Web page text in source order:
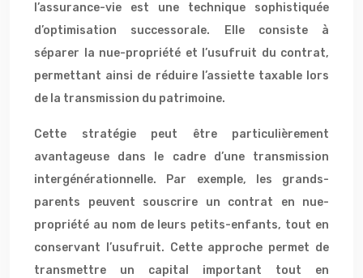
l’assurance-vie est une technique sophistiquée
d’optimisation successorale. Elle consiste à
séparer la nue-propriété et l’usufruit du contrat,
permettant ainsi de réduire l’assiette taxable lors
de la transmission du patrimoine.
Cette stratégie peut être particulièrement
avantageuse dans le cadre d’une transmission
intergénérationnelle. Par exemple, les grands-
parents peuvent souscrire un contrat en nue-
propriété au nom de leurs petits-enfants, tout en
conservant l’usufruit. Cette approche permet de
transmettre un capital important tout en